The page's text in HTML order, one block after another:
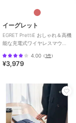
イーグレット
EGRET PrettiE おしゃれ＆高機
能な充電式ワイヤレスマウ
4.00 （1件）
¥3,979